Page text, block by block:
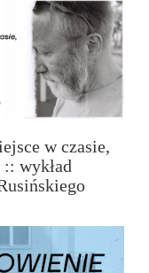
w czasie,
wykład